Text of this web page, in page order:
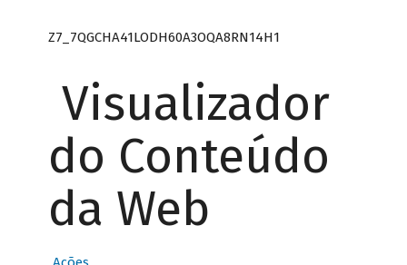
Z7_7QGCHA41LODH60A3OQA8RN14H1
Visualizador
do Conteúdo
da Web